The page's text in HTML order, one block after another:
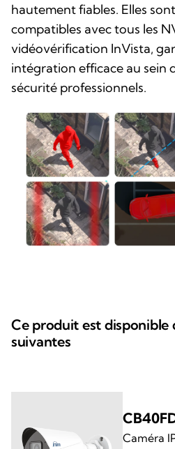
hautement fiables. Elles
compatibles avec tous les
vidéovérification InVista,
intégration efficace au sein
sécurité professionnels.
Ce produit est disponible
suivantes
Caméra